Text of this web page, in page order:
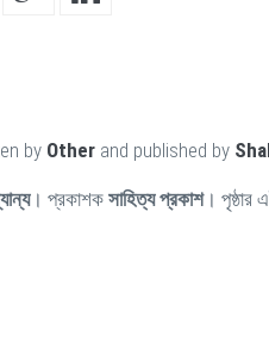
by Other and published by
। প্রকাশক সাহিত্য প্রকাশ। পৃষ্ঠার